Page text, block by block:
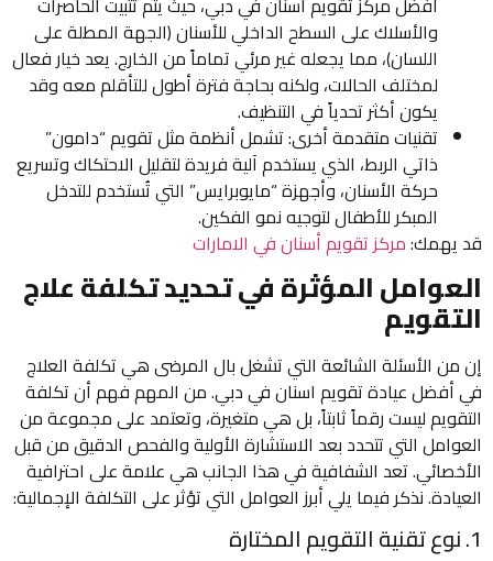
والأسلاك على السطح الداخلي للأسنان (الجهة المطلة على
اللسان)، مما يجعله غير مرئي تماماً من الخارج. يعد خيار فعال
لمختلف الحالات، ولكنه بحاجة فترة أطول للتأقلم معه وقد
يكون أكثر تحدياً في التنظيف.
تقنيات متقدمة أخرى: تشمل أنظمة مثل تقويم “دامون”
ذاتي الربط، الذي يستخدم آلية فريدة لتقليل الاحتكاك وتسريع
حركة الأسنان، وأجهزة “مايوبرايس” التي تُستخدم للتدخل
المبكر للأطفال لتوجيه نمو الفكين.
قد يهمك:مركز تقويم أسنان في الامارات
العوامل المؤثرة في تحديد تكلفة علاج
التقويم
إن من الأسئلة الشائعة التي تشغل بال المرضى هي تكلفة العلاج
في أفضل عيادة تقويم اسنان في دبي. من المهم فهم أن تكلفة
التقويم ليست رقماً ثابتاً، بل هي متغيرة، وتعتمد على مجموعة من
العوامل التي تتحدد بعد الاستشارة الأولية والفحص الدقيق من قبل
الأخصائي. تعد الشفافية في هذا الجانب هي علامة على احترافية
العيادة. نذكر فيما يلي أبرز العوامل التي تؤثر على التكلفة الإجمالية:
1. نوع تقنية التقويم المختارة